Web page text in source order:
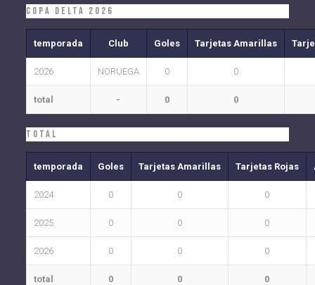
COPA DELTA 2026
temporada Club Goles Tarjetas Amarillas
2026 NORUEGA 0 0
total - 0 0
Total
temporada Goles Tarjetas Amarillas Tarjetas Rojas
2024 0 0 0
2025 0 0 0
2026 0 0 0
total 0 0 0